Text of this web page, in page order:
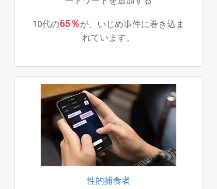
10代の65％が、いじめ事件に巻き込ま
れています。
性的捕食者